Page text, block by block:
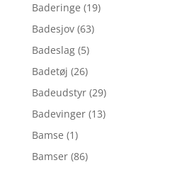
Baderinge (19)
Badesjov (63)
Badeslag (5)
Badetøj (26)
Badeudstyr (29)
Badevinger (13)
Bamse (1)
Bamser (86)